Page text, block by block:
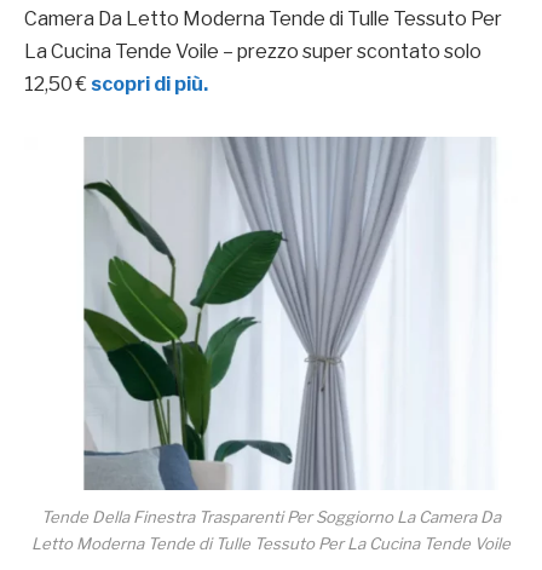
Camera Da Letto Moderna Tende di Tulle Tessuto Per
La Cucina Tende Voile – prezzo super scontato solo
12,50 € scopri di più.
Tende Della Finestra Trasparenti Per Soggiorno La Camera Da
Letto Moderna Tende di Tulle Tessuto Per La Cucina Tende Voile